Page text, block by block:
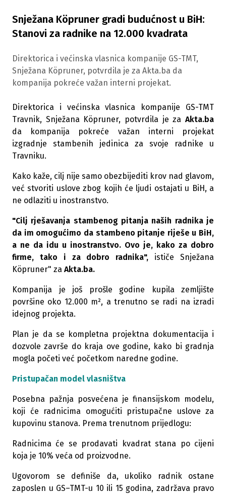
Snježana Köpruner gradi budućnost u BiH:
Stanovi za radnike na 12.000 kvadrata
Direktorica i većinska vlasnica kompanije GS-TMT,
Snježana Köpruner, potvrdila je za Akta.ba da
kompanija pokreće važan interni projekat.
Direktorica i većinska vlasnica kompanije GS-TMT
Travnik, Snježana Köpruner, potvrdila je za Akta.ba
da kompanija pokreće važan interni projekat
izgradnje stambenih jedinica za svoje radnike u
Travniku.
Kako kaže, cilj nije samo obezbijediti krov nad glavom,
već stvoriti uslove zbog kojih će ljudi ostajati u BiH, a
ne odlaziti u inostranstvo.​
"Cilj rješavanja stambenog pitanja naših radnika je
da im omogućimo da stambeno pitanje riješe u BiH,
a ne da idu u inostranstvo. Ovo je, kako za dobro
firme, tako i za dobro radnika", ističe Snježana
Köpruner" za Akta.ba.
Kompanija je još prošle godine kupila zemljište
površine oko 12.000 m², a trenutno se radi na izradi
idejnog projekta.
Plan je da se kompletna projektna dokumentacija i
dozvole završe do kraja ove godine, kako bi gradnja
mogla početi već početkom naredne godine.
Pristupačan model vlasništva
Posebna pažnja posvećena je finansijskom modelu,
koji će radnicima omogućiti pristupačne uslove za
kupovinu stanova. Prema trenutnom prijedlogu:
Radnicima će se prodavati kvadrat stana po cijeni
koja je 10% veća od proizvodne.
Ugovorom se definiše da, ukoliko radnik ostane
zaposlen u GS–TMT-u 10 ili 15 godina, zadržava pravo